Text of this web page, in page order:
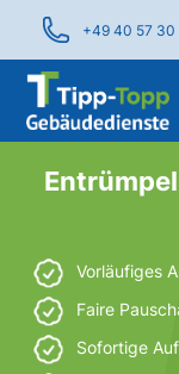
+49 40 57 30
Vorläufiges
Faire
Sofortige